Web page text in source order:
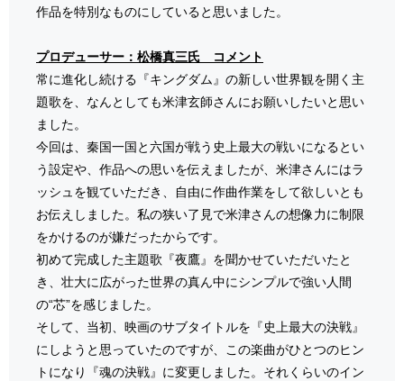
作品を特別なものにしていると思いました。
プロデューサー：松橋真三氏 コメント
常に進化し続ける『キングダム』の新しい世界観を開く主
題歌を、なんとしても米津玄師さんにお願いしたいと思い
ました。
今回は、秦国一国と六国が戦う史上最大の戦いになるとい
う設定や、作品への思いを伝えましたが、米津さんにはラ
ッシュを観ていただき、自由に作曲作業をして欲しいとも
お伝えしました。私の狭い了見で米津さんの想像力に制限
をかけるのが嫌だったからです。
初めて完成した主題歌『夜鷹』を聞かせていただいたと
き、壮大に広がった世界の真ん中にシンプルで強い人間
の“芯”を感じました。
そして、当初、映画のサブタイトルを『史上最大の決戦』
にしようと思っていたのですが、この楽曲がひとつのヒン
トになり『魂の決戦』に変更しました。それくらいのイン